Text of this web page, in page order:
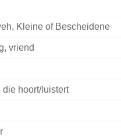
Kleine of Bescheidene
vriend
die hoort/luistert